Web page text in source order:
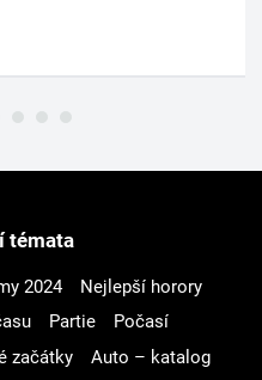
témata
2024
Nejlepší horory
Partie
Počasí
začátky
Auto – katalog